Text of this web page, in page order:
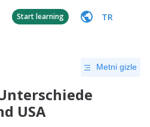
Start learning TR
Metni gizle
USA